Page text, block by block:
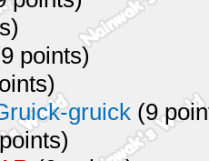
points)
gruick (9